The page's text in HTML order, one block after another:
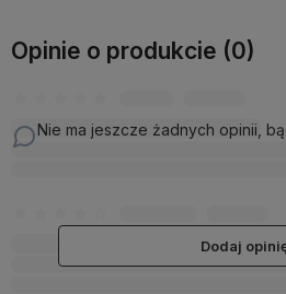
Opinie o produkcie (0)
Nie ma jeszcze żadnych opinii,
Dodaj